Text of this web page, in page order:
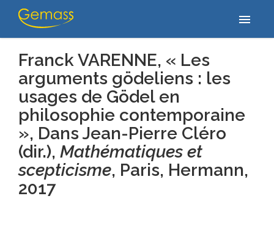
menu
Home /Publications
: les usages de Gödel en philosophie contemporaine »,…
Franck VARENNE, « Les
arguments gödeliens : les
usages de Gödel en
philosophie contemporaine
», Dans Jean-Pierre Cléro
(dir.), Mathématiques et
scepticisme, Paris, Hermann,
2017